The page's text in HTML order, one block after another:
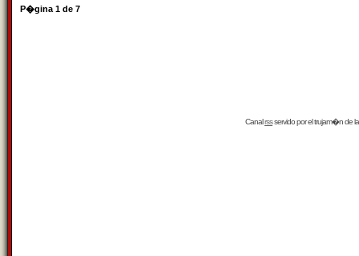
P�gina 1 de 7
Canalrssservido por eltrujam�nde